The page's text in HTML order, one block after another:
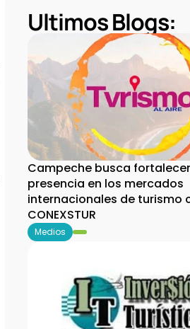
Ultimos Blogs:
Campeche busca
presencia en los mercados
internacionales de turismo
CONEXSTUR
Medios